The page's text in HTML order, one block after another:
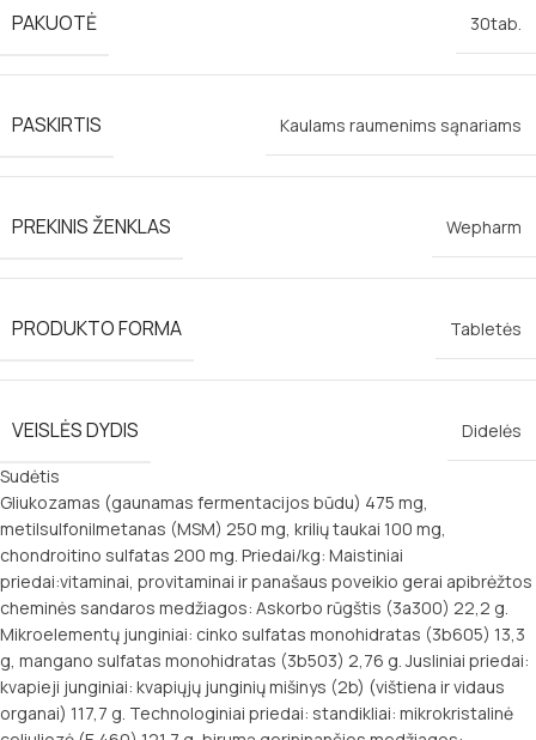
PAKUOTĖ 30tab.
PASKIRTIS Kaulams raumenims sąnariams
PREKINIS ŽENKLAS Wepharm
PRODUKTO FORMA Tabletės
VEISLĖS DYDIS
Didelės
Sudėtis
Gliukozamas (gaunamas fermentacijos būdu) 475 mg,
metilsulfonilmetanas (MSM) 250 mg, krilių taukai 100 mg,
chondroitino sulfatas 200 mg. Priedai/kg: Maistiniai
priedai:vitaminai, provitaminai ir panašaus poveikio gerai apibrėžtos
cheminės sandaros medžiagos: Askorbo rūgštis (3a300) 22,2 g.
Mikroelementų junginiai: cinko sulfatas monohidratas (3b605) 13,3
g, mangano sulfatas monohidratas (3b503) 2,76 g. Jusliniai priedai:
kvapieji junginiai: kvapiųjų junginių mišinys (2b) (vištiena ir vidaus
organai) 117,7 g. Technologiniai priedai: standikliai: mikrokristalinė